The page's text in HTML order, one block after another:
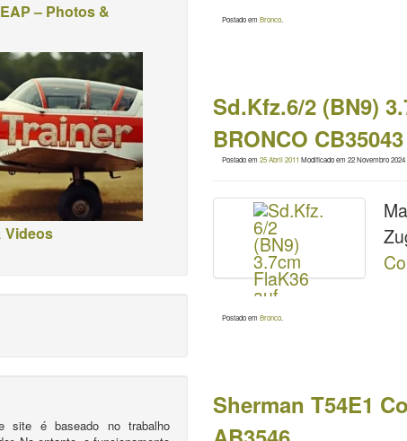
Postado em Bronco
Sd.Kfz.6/2 (BN9)
BRONCO CB35043
Postado em 25 Abril 2011 Modificado em 22 Novembro 2024
Postado em Bronco
Sherman T54E1
– Photos &
Videos
site é baseado no trabalho